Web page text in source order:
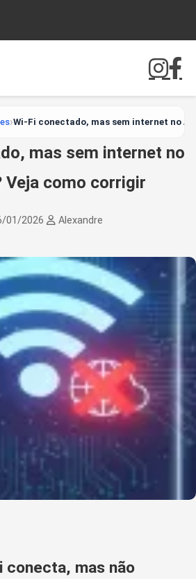
Wi-Fi conectado, mas sem internet no
mas sem internet no
Veja como corrigir
01/2026 Alexandre
conecta, mas não